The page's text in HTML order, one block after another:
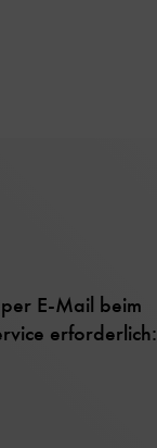
E-Mail beim
erforderlich: